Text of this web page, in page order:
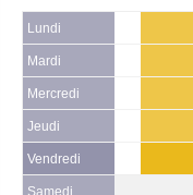
Lundi
Mardi
Mercredi
Jeudi
Vendredi
Samedi